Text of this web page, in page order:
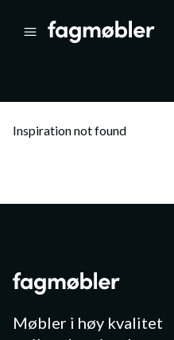
Inspiration not found
Møbler i høy kvalitet